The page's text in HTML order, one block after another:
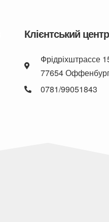
Клієнтський
Фрідріхштрассе
77654
0781/99051843